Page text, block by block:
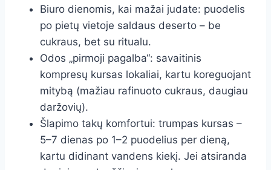
Biuro dienomis, kai mažai judate: puodelis
po pietų vietoje saldaus deserto – be
cukraus, bet su ritualu.
Odos „pirmoji pagalba“: savaitinis
kompresų kursas lokaliai, kartu koreguojant
mitybą (mažiau rafinuoto cukraus, daugiau
daržovių).
Šlapimo takų komfortui: trumpas kursas –
5–7 dienas po 1–2 puodelius per dieną,
kartu didinant vandens kiekį. Jei atsiranda